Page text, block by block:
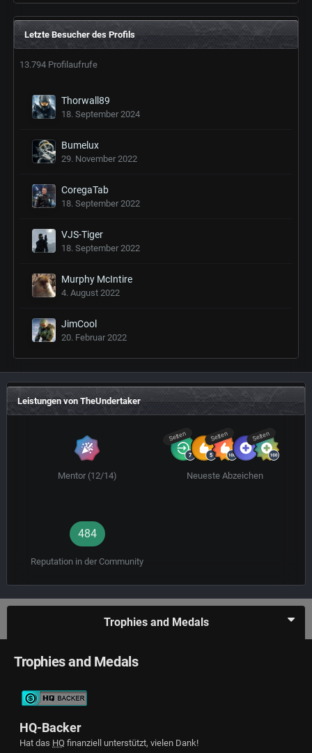
Letzte Besucher des Profils
13.794 Profilaufrufe
Thorwall89
18. September 2024
Bumelux
29. November 2022
CoregaTab
18. September 2022
VJS-Tiger
18. September 2022
Murphy McIntire
4. August 2022
JimCool
20. Februar 2022
Leistungen von TheUndertaker
Mentor (12/14)
Selten Selten Selten
Neueste Abzeichen
484
Reputation in der Community
Trophies and Medals
Trophies and Medals
HQ-Backer
Hat das HQ finanziell unterstützt, vielen Dank!